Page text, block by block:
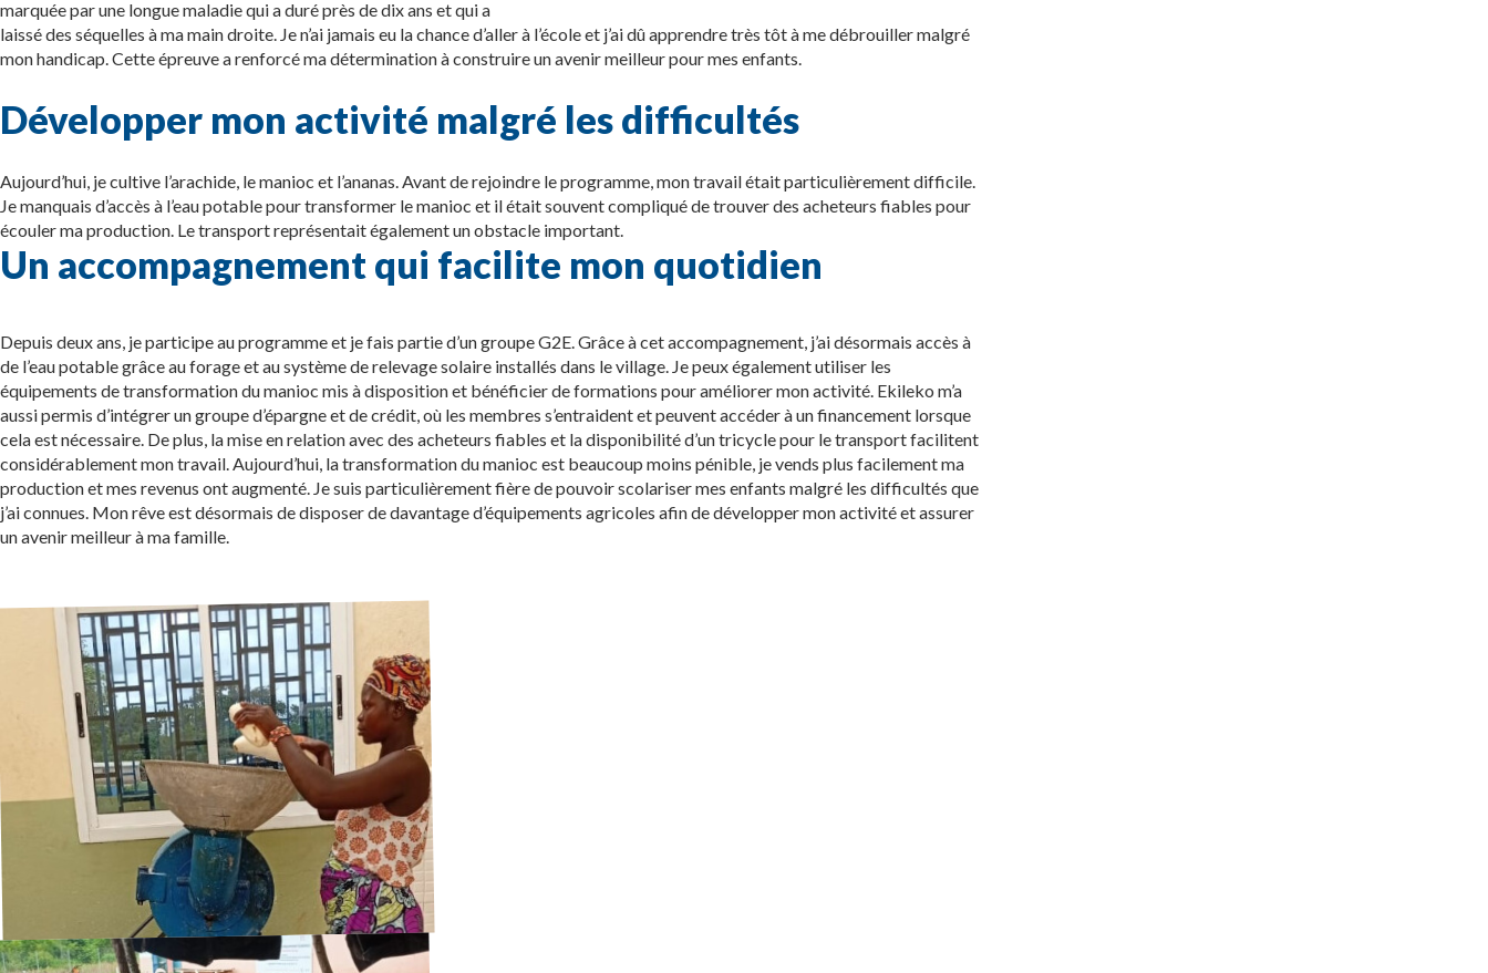
marquée par une longue maladie qui a duré près de dix ans et qui a
laissé des séquelles à ma main droite. Je n’ai jamais eu la chance d’aller à l’école et j’ai dû apprendre très tôt à me débrouiller malgré
mon handicap. Cette épreuve a renforcé ma détermination à construire un avenir meilleur pour mes enfants.
Développer mon activité malgré les difficultés
Aujourd’hui, je cultive l’arachide, le manioc et l’ananas. Avant de rejoindre le programme, mon travail était particulièrement difficile.
Je manquais d’accès à l’eau potable pour transformer le manioc et il était souvent compliqué de trouver des acheteurs fiables pour
écouler ma production. Le transport représentait également un obstacle important.
Un accompagnement qui facilite mon quotidien
Depuis deux ans, je participe au programme et je fais partie d’un groupe G2E. Grâce à cet accompagnement, j’ai désormais accès à
de l’eau potable grâce au forage et au système de relevage solaire installés dans le village. Je peux également utiliser les
équipements de transformation du manioc mis à disposition et bénéficier de formations pour améliorer mon activité. Ekileko m’a
aussi permis d’intégrer un groupe d’épargne et de crédit, où les membres s’entraident et peuvent accéder à un financement lorsque
cela est nécessaire. De plus, la mise en relation avec des acheteurs fiables et la disponibilité d’un tricycle pour le transport facilitent
considérablement mon travail. Aujourd’hui, la transformation du manioc est beaucoup moins pénible, je vends plus facilement ma
production et mes revenus ont augmenté. Je suis particulièrement fière de pouvoir scolariser mes enfants malgré les difficultés que
j’ai connues. Mon rêve est désormais de disposer de davantage d’équipements agricoles afin de développer mon activité et assurer
un avenir meilleur à ma famille.